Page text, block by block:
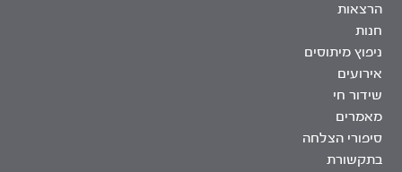
הרצאות
חנות
ניפוץ מיתוסים
אירועים
שידור חי
מאמרים
סיפורי הצלחה
בתקשורת